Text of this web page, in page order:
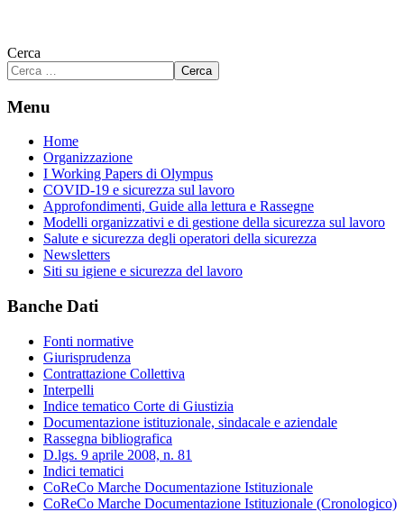
Cerca
Cerca
Menu
Home
Organizzazione
I Working Papers di Olympus
COVID-19 e sicurezza sul lavoro
Approfondimenti, Guide alla lettura e Rassegne
Modelli organizzativi e di gestione della sicurezza sul lavoro
Salute e sicurezza degli operatori della sicurezza
Newsletters
Siti su igiene e sicurezza del lavoro
Banche Dati
Fonti normative
Giurisprudenza
Contrattazione Collettiva
Interpelli
Indice tematico Corte di Giustizia
Documentazione istituzionale, sindacale e aziendale
Rassegna bibliografica
D.lgs. 9 aprile 2008, n. 81
Indici tematici
CoReCo Marche Documentazione Istituzionale
CoReCo Marche Documentazione Istituzionale (Cronologico)